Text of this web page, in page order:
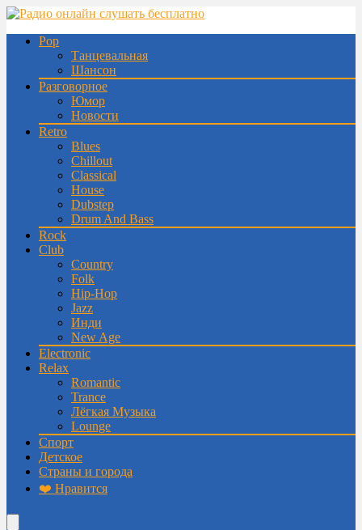
Pop
Танцевальная
Шансон
Разговорное
Юмор
Новости
Retro
Blues
Chillout
Classical
House
Dubstep
Drum And Bass
Rock
Club
Country
Folk
Hip-Hop
Jazz
Инди
New Age
Electronic
Relax
Romantic
Trance
Лёгкая Музыка
Lounge
Спорт
Детское
Страны и города
❤️ Нравится